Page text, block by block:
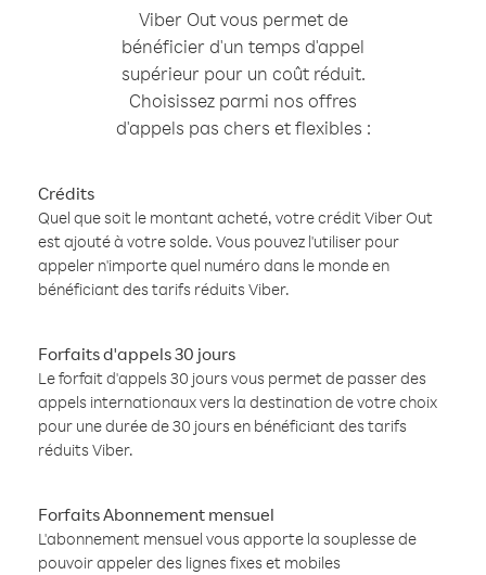
Viber Out vous permet de
bénéficier d'un temps d'appel
supérieur pour un coût réduit.
Choisissez parmi nos offres
d'appels pas chers et flexibles :
Crédits
Quel que soit le montant acheté, votre crédit Viber Out
est ajouté à votre solde. Vous pouvez l'utiliser pour
appeler n'importe quel numéro dans le monde en
bénéficiant des tarifs réduits Viber.
Forfaits d'appels 30 jours
Le forfait d'appels 30 jours vous permet de passer des
appels internationaux vers la destination de votre choix
pour une durée de 30 jours en bénéficiant des tarifs
réduits Viber.
Forfaits Abonnement mensuel
L'abonnement mensuel vous apporte la souplesse de
pouvoir appeler des lignes fixes et mobiles